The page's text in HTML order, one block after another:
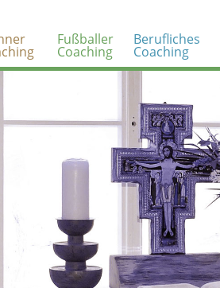
Fußballer
Coaching
Berufliches
Coaching